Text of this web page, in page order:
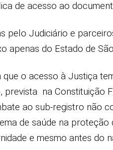
de acesso ao
pelo Judiciário e
apenas do Estado de
o acesso à Justiça
prevista na Constituição
ao sub-registro não
de saúde na
e mesmo antes do